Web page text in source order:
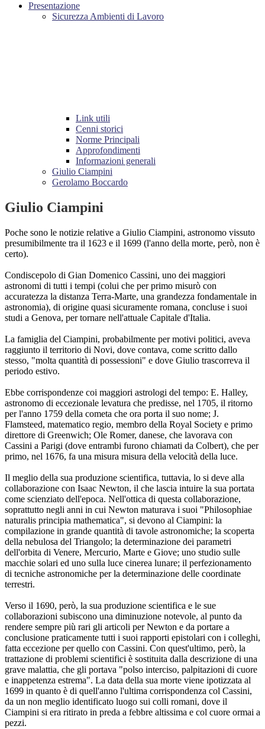
Presentazione
Sicurezza Ambienti di Lavoro
Link utili
Cenni storici
Norme Principali
Approfondimenti
Informazioni generali
Giulio Ciampini
Gerolamo Boccardo
Giulio Ciampini
Poche sono le notizie relative a Giulio Ciampini, astronomo vissuto
presumibilmente tra il 1623 e il 1699 (l'anno della morte, però, non è
certo).
Condiscepolo di Gian Domenico Cassini, uno dei maggiori
astronomi di tutti i tempi (colui che per primo misurò con
accuratezza la distanza Terra-Marte, una grandezza fondamentale in
astronomia), di origine quasi sicuramente romana, concluse i suoi
studi a Genova, per tornare nell'attuale Capitale d'Italia.
La famiglia del Ciampini, probabilmente per motivi politici, aveva
raggiunto il territorio di Novi, dove contava, come scritto dallo
stesso, "molta quantità di possessioni" e dove Giulio trascorreva il
periodo estivo.
Ebbe corrispondenze coi maggiori astrologi del tempo: E. Halley,
astronomo di eccezionale levatura che predisse, nel 1705, il ritorno
per l'anno 1759 della cometa che ora porta il suo nome; J.
Flamsteed, matematico regio, membro della Royal Society e primo
direttore di Greenwich; Ole Romer, danese, che lavorava con
Cassini a Parigi (dove entrambi furono chiamati da Colbert), che per
primo, nel 1676, fa una misura misura della velocità della luce.
Il meglio della sua produzione scientifica, tuttavia, lo si deve alla
collaborazione con Isaac Newton, il che lascia intuire la sua portata
come scienziato dell'epoca. Nell'ottica di questa collaborazione,
soprattutto negli anni in cui Newton maturava i suoi "Philosophiae
naturalis principia mathematica", si devono al Ciampini: la
compilazione in grande quantità di tavole astronomiche; la scoperta
della nebulosa del Triangolo; la determinazione dei parametri
dell'orbita di Venere, Mercurio, Marte e Giove; uno studio sulle
macchie solari ed uno sulla luce cinerea lunare; il perfezionamento
di tecniche astronomiche per la determinazione delle coordinate
terrestri.
Verso il 1690, però, la sua produzione scientifica e le sue
collaborazioni subiscono una diminuzione notevole, al punto da
rendere sempre più rari gli articoli per Newton e da portare a
conclusione praticamente tutti i suoi rapporti epistolari con i colleghi,
fatta eccezione per quello con Cassini. Con quest'ultimo, però, la
trattazione di problemi scientifici è sostituita dalla descrizione di una
grave malattia, che gli portava "polso interciso, palpitazioni di cuore
e inappetenza estrema". La data della sua morte viene ipotizzata al
1699 in quanto è di quell'anno l'ultima corrispondenza col Cassini,
da un non meglio identificato luogo sui colli romani, dove il
Ciampini si era ritirato in preda a febbre altissima e col cuore ormai a
pezzi.